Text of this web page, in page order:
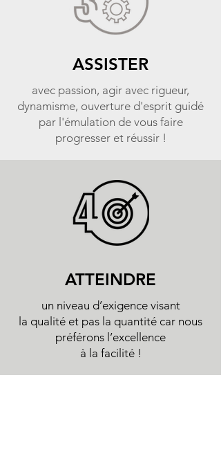
ASSISTER
avec passion, agir avec rigueur,
dynamisme, ouverture d'esprit guidé
par l'émulation de vous faire
progresser et réussir !
ATTEINDRE
un niveau d’exigence visant
la qualité et pas la quantité car nous
préférons l’excellence
à la facilité !